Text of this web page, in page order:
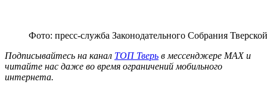
Фото: пресс-служба Законодательного Собрания
Подписывайтесь на канал ТОП Тверь в мессенджере MAX и
читайте нас даже во время ограничений мобильного
интернета.